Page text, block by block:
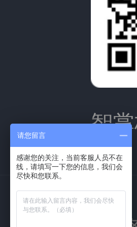
智
请您留言
感谢您的关注，当前客服人员不在
线，请填写一下您的信息，我们会
尽快和您联系。